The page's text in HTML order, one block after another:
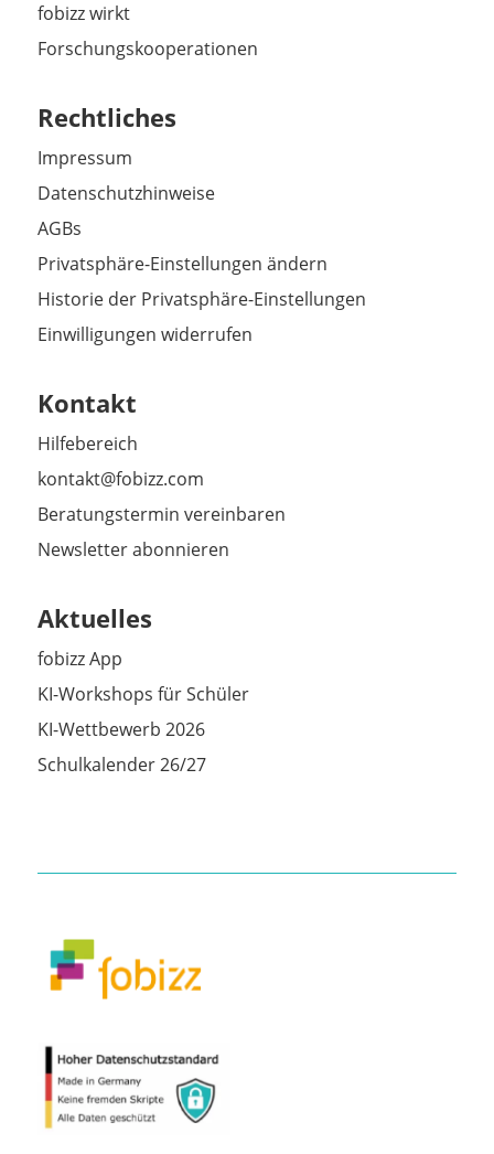
fobizz wirkt
Forschungskooperationen
Rechtliches
Impressum
Datenschutzhinweise
AGBs
Privatsphäre-Einstellungen ändern
Historie der Privatsphäre-Einstellungen
Einwilligungen widerrufen
Kontakt
Hilfebereich
kontakt@fobizz.com
Beratungstermin vereinbaren
Newsletter abonnieren
Aktuelles
fobizz App
KI-Workshops für Schüler
KI-Wettbewerb 2026
Schulkalender 26/27